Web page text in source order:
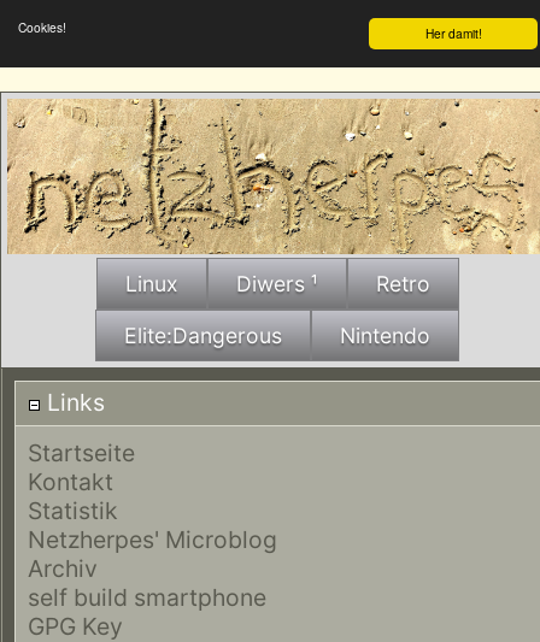
Her damit!
Cookies!
Linux Diwers ¹ Retro
Elite:Dangerous Nintendo
Links
Startseite
Kontakt
Statistik
Netzherpes' Microblog
Archiv
self build smartphone
GPG Key